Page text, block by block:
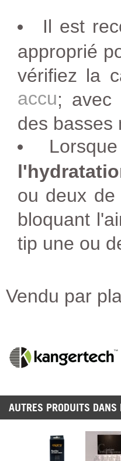
Il est
approprié
vérifiez la
accu; avec
des basses
ou deux
bloquant
tip une ou
Vendu par
AUTRES PRODUITS